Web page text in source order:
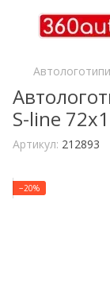
S-line
Артикул: 212893
−20%